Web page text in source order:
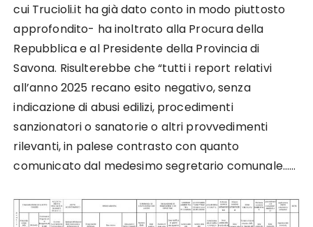
cui Trucioli.it ha già dato conto in modo piuttosto
approfondito- ha inoltrato alla Procura della
Repubblica e al Presidente della Provincia di
Savona. Risulterebbe che “tutti i report relativi
all’anno 2025 recano esito negativo, senza
indicazione di abusi edilizi, procedimenti
sanzionatori o sanatorie o altri provvedimenti
rilevanti, in palese contrasto con quanto
comunicato dal medesimo segretario comunale……